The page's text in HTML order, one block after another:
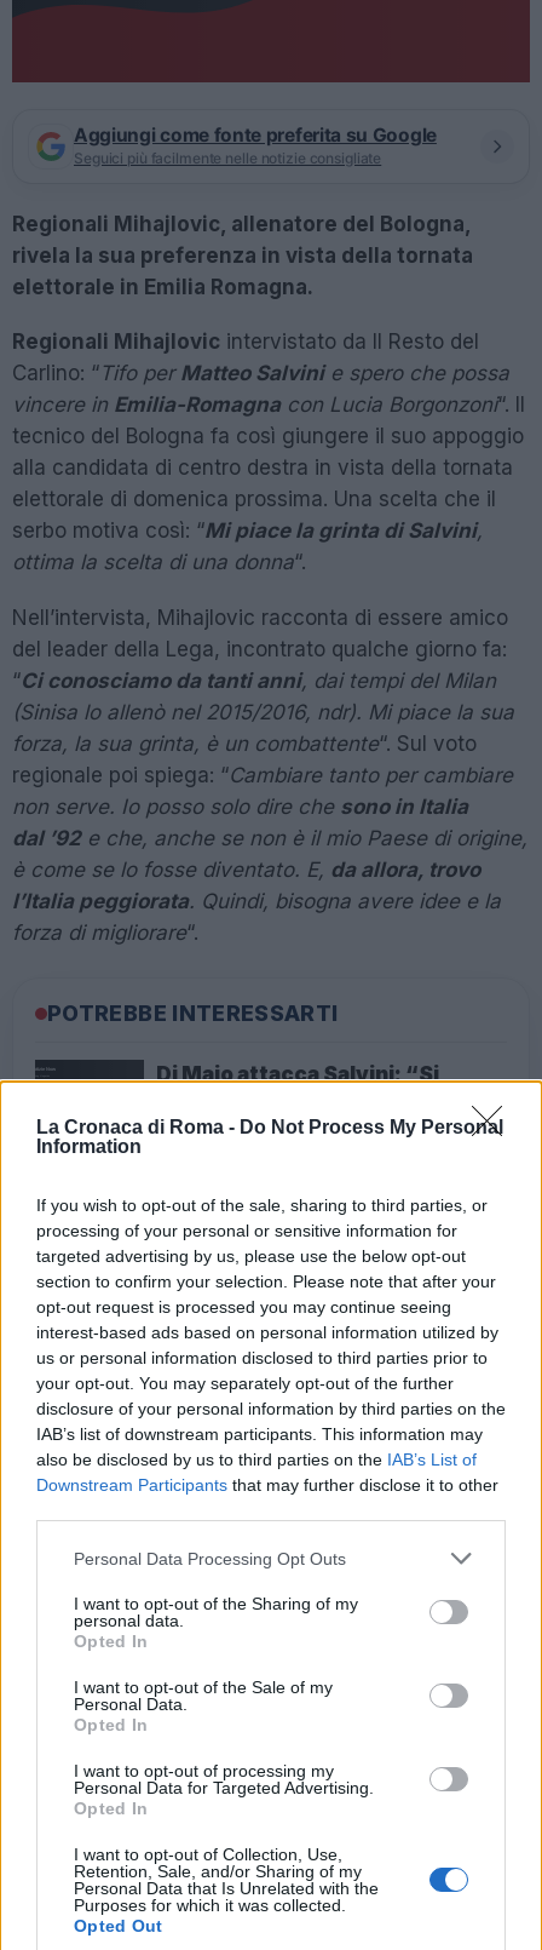
La Cronaca di Roma - Do Not Process My Personal
Information
If you wish to opt-out of the sale, sharing to third parties, or
processing of your personal or sensitive information for
targeted advertising by us, please use the below opt-out
section to confirm your selection. Please note that after your
opt-out request is processed you may continue seeing
interest-based ads based on personal information utilized by
us or personal information disclosed to third parties prior to
your opt-out. You may separately opt-out of the further
disclosure of your personal information by third parties on the
IAB’s list of downstream participants. This information may
also be disclosed by us to third parties on the IAB’s List of
Downstream Participants that may further disclose it to other
Please note that this website/app uses one or more Google
not limited to your visit or usage behaviour. You may click to
grant or deny consent to Google and its third-party tags to
use your data for below specified purposes in below Google
consent section.
Personal Data Processing Opt Outs
I want to opt-out of the Sharing of my
personal data.
Opted In
I want to opt-out of the Sale of my
Personal Data.
Opted In
I want to opt-out of processing my
Personal Data for Targeted Advertising.
Opted In
I want to opt-out of Collection, Use,
Retention, Sale, and/or Sharing of my
Personal Data that Is Unrelated with the
Purposes for which it was collected.
Opted Out
Aggiungi come fonte preferita su Google
Seguici più facilmente nelle notizie consigliate
Regionali Mihajlovic, allenatore del Bologna,
rivela la sua preferenza in vista della tornata
elettorale in Emilia Romagna.
Regionali Mihajlovic intervistato da Il Resto del
Carlino: “ Tifo per Matteo Salvinie spero che possa
vincere in Emilia-Romagna con Lucia Borgonzoni“. Il
tecnico del Bologna fa così giungere il suo appoggio
alla candidata di centro destra in vista della tornata
elettorale di domenica prossima. Una scelta che il
serbo motiva così: “Mi piace la grinta di Salvini,
ottima la scelta di una donna“.
Nell’intervista, Mihajlovic racconta di essere amico
del leader della Lega, incontrato qualche giorno fa:
“Ci conosciamo da tanti anni, dai tempi del Milan
(Sinisa lo allenò nel 2015/2016, ndr). Mi piace la sua
forza, la sua grinta, è un combattente“. Sul voto
regionale poi spiega: “Cambiare tanto per cambiare
non serve. Io posso solo dire che sono in Italia
dal ’92e che, anche se non è il mio Paese di origine,
è come se lo fosse diventato. E, da allora, trovo
l’Italia peggiorata. Quindi, bisogna avere idee e la
forza di migliorare“.
POTREBBE INTERESSARTI
Di Maio attacca Salvini: “Si
6 anni fa
6 anni fa
Matteo – continua il tecnico rossoblù –è uno tosto,
fa quello che fanno i grandi nel calcio: se promette,
mantiene. I grandi uomini fanno questo, nello sport e
nella politica “. Poi sul possibile processo per il caso
Gregoretti: “Normale. Silvio Berlusconi
quanti processi ha avuto? È normale che quando
cerchi di cambiare molte cose e magari usi metodi
A stretto giro, arrivano i ringraziamenti di Salvini
dicendo che se fosse italiano voterebbe Salvini,
lodando Lucia Borgonzoni
sanità ha spesso criticato, il leader della Lega
commenta: “Ma certamente a Bologna ci
sono medici eccezionali“.
INTANTO IL PREMIER CONTE COMMENTA LE
POSSIBILI DIMISSIONI DI DI MAIO